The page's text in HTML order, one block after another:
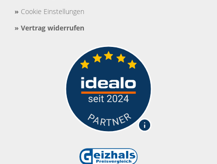
» Cookie Einstellungen
» Vertrag widerrufen